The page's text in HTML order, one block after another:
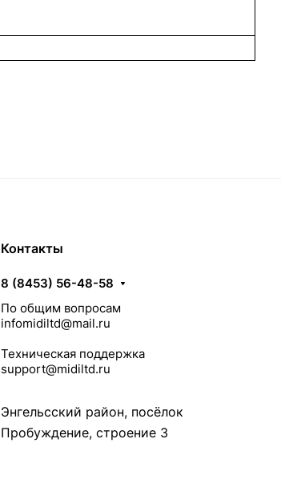
Контакты
8 (8453) 56-48-58
По общим вопросам
infomidiltd@mail.ru
Техническая поддержка
support@midiltd.ru
Энгельсский район, посёлок
Пробуждение, строение 3